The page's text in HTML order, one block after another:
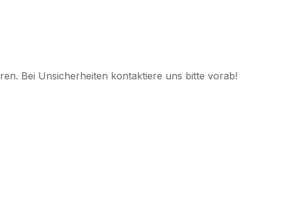
Bei Unsicherheiten kontaktiere uns bitte vorab!